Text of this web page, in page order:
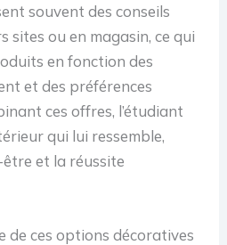
souvent des conseils
sites ou en magasin, ce qui
en fonction des
et des préférences
ces offres, l’étudiant
qui lui ressemble,
et la réussite
de ces options décoratives